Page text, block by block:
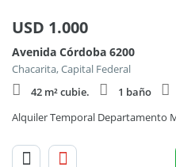
USD 1.000
Avenida Córdoba 6200
Chacarita, Capital Federal
42 m² cubie.
1 baño
Alquiler Temporal Departamento